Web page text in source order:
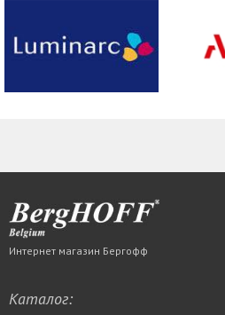
Интернет магазин Бергофф
Каталог: